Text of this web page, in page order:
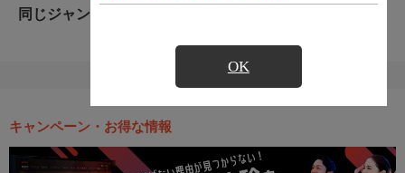
OK
同じジャンルのおすすめ番組
キャンペーン・お得な情報